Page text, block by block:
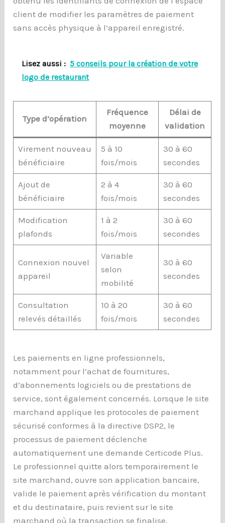
client de modifier les paramètres de paiement
sans accès physique à l’appareil enregistré.
Lisez aussi : 5 conseils pour la création de votre
logo de restaurant
Type d’opération
Fréquence
moyenne
Délai de
validation
Virement nouveau
bénéficiaire
5 à 10
fois/mois
30 à 60
secondes
Ajout de
bénéficiaire
2 à 4
fois/mois
30 à 60
secondes
Modification
plafonds
1 à 2
fois/mois
30 à 60
secondes
Connexion nouvel
appareil
Variable
selon
mobilité
30 à 60
secondes
Consultation
relevés détaillés
10 à 20
fois/mois
30 à 60
secondes
Les paiements en ligne professionnels,
notamment pour l’achat de fournitures,
d’abonnements logiciels ou de prestations de
service, sont également concernés. Lorsque le site
marchand applique les protocoles de paiement
sécurisé conformes à la directive DSP2, le
processus de paiement déclenche
automatiquement une demande Certicode Plus.
Le professionnel quitte alors temporairement le
site marchand, ouvre son application bancaire,
valide le paiement après vérification du montant
et du destinataire, puis revient sur le site
marchand où la transaction se finalise.